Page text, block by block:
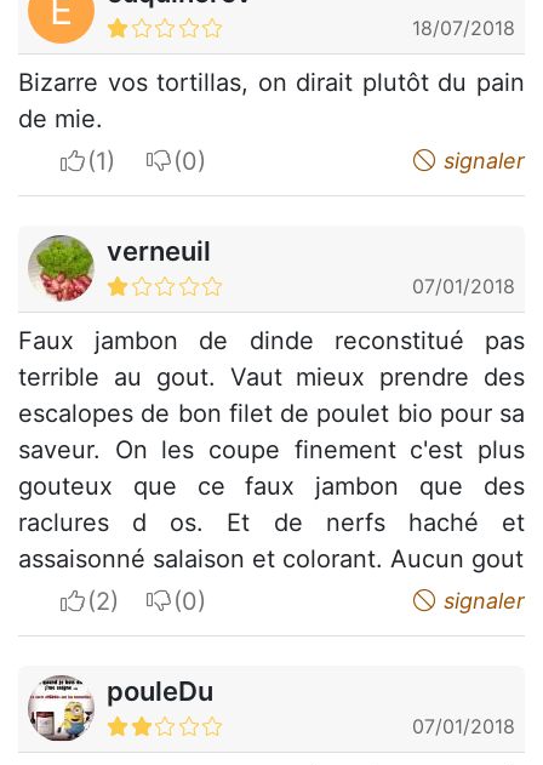
E 18/07/2018
Bizarre vos tortillas, on dirait plutôt du pain
de mie.
I apreciateI do not appreciate signaler
verneuil
07/01/2018
Faux jambon de dinde reconstitué pas
terrible au gout. Vaut mieux prendre des
escalopes de bon filet de poulet bio pour sa
saveur. On les coupe finement c'est plus
gouteux que ce faux jambon que des
raclures d os. Et de nerfs haché et
assaisonné salaison et colorant. Aucun gout
I apreciateI do not appreciate signaler
pouleDu
07/01/2018